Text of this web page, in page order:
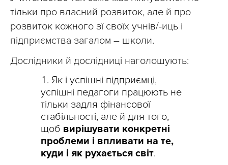
тільки про власний розвиток, але й про
розвиток кожного зї своїх учнів/-иць і
підприємства загалом – школи.
Дослідники й дослідниці наголошують:
Як і успішні підприємці,
успішні педагоги працюють не
тільки задля фінансової
стабільності, але й для того,
щоб вирішувати конкретні
проблеми і впливати на те,
куди і як рухається світ.